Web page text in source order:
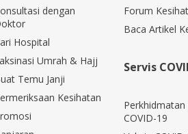
dengan
Hospital
Umrah & Hajj
Temu Janji
Kesihatan
Forum
Baca Artikel
Servis
Perkhidmatan
COVID-19